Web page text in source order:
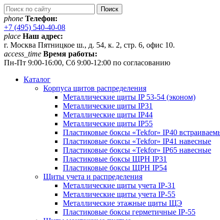
phone Телефон:
+7 (495) 540-40-08
place Наш адрес:
г. Москва Пятницкое ш., д. 54, к. 2, стр. 6, офис 10.
access_time Время работы:
Пн-Пт 9:00-16:00, Сб 9:00-12:00 по согласованию
Каталог
Корпуса щитов распределения
Металлические щиты IP 53-54 (эконом)
Металлические щиты IP31
Металлические щиты IP44
Металлические щиты IP55
Пластиковые боксы «Tekfor» IP40
Пластиковые боксы «Tekfor» IP41 навесные
Пластиковые боксы «Tekfor» IP65 навесные
Пластиковые боксы ЩРН IP31
Пластиковые боксы ЩРН IP54
Щиты учета и распределения
Металлические щиты учета IP-31
Металлические щиты учета IP-55
Металлические этажные щиты ЩЭ
Пластиковые боксы герметичные IP-55